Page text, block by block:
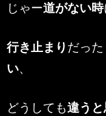
じゃー道がない時
行き止まり だっ
い、
どうしても違う